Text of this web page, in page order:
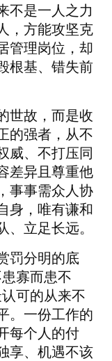
不是一人之力
，方能攻坚克
管理岗位，却
根基、错失前
世故，而是收
的强者，从不
威、不打压同
差异且尊重他
事事需众人协
身，唯有谦和
立足长远。
罚分明的底
寡而患不
可的从来不
。一份工作的
每个人的付
享、机遇不该